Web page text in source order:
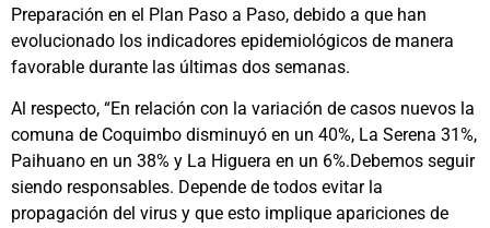
Preparación en el Plan Paso a Paso, debido a que han
evolucionado los indicadores epidemiológicos de manera
favorable durante las últimas dos semanas.
Al respecto, “En relación con la variación de casos nuevos la
comuna de Coquimbo disminuyó en un 40%, La Serena 31%,
Paihuano en un 38% y La Higuera en un 6%.Debemos seguir
siendo responsables. Depende de todos evitar la
propagación del virus y que esto implique apariciones de